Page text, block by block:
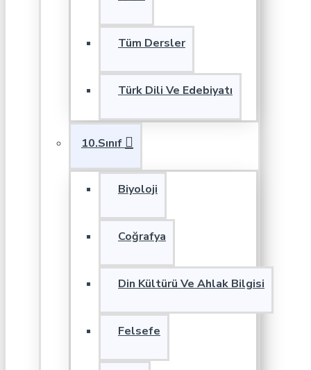
Tüm Dersler
Türk Dili Ve Edebiyatı
10.Sınıf
Biyoloji
Coğrafya
Din Kültürü Ve Ahlak Bilgisi
Felsefe